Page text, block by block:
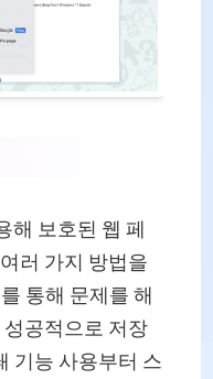
해 보호된 웹 페
러 가지 방법을
통해 문제를 해
공적으로 저장
기능 사용부터 스